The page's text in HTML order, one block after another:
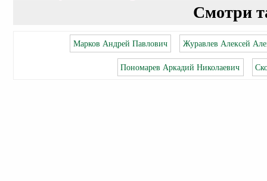
Смотри
Марков Андрей Павлович Журавлев Алексей
Пономарев Аркадий Николаевич